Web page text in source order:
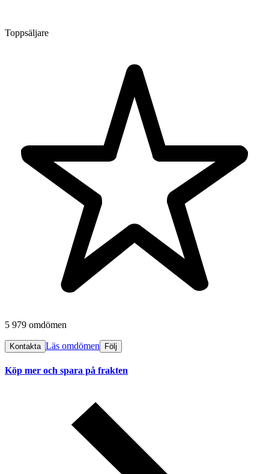
Toppsäljare
5 979 omdömen
Kontakta Läs omdömen Följ
Köp mer och spara på frakten